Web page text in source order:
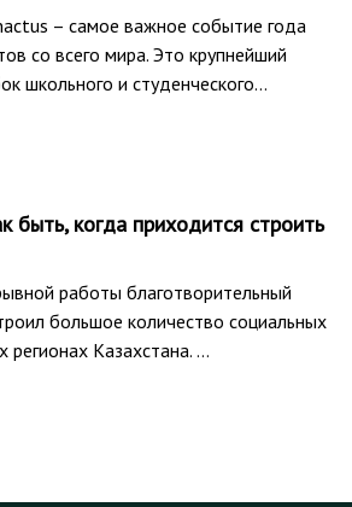
– самое важное событие года
со всего мира. Это крупнейший
школьного и студенческого…
быть, когда приходится строить
работы благотворительный
большое количество социальных
регионах Казахстана. …